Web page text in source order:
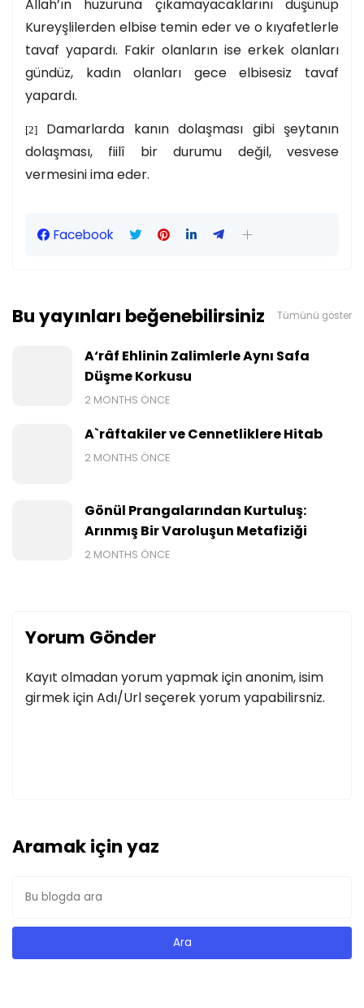
Allah’ın huzuruna çıkamayacaklarını düşünüp
Kureyşlilerden elbise temin eder ve o kıyafetlerle
tavaf yapardı. Fakir olanların ise erkek olanları
gündüz, kadın olanları gece elbisesiz tavaf
yapardı.
[2]
Damarlarda kanın dolaşması gibi şeytanın
dolaşması, fiilî bir durumu değil, vesvese
vermesini ima eder.
Facebook
Bu yayınları beğenebilirsiniz Tümünü göster
A‘râf Ehlinin Zalimlerle Aynı Safa
Düşme Korkusu
2 MONTHS ÖNCE
A`râftakiler ve Cennetliklere Hitab
2 MONTHS ÖNCE
Gönül Prangalarından Kurtuluş:
Arınmış Bir Varoluşun Metafiziği
2 MONTHS ÖNCE
Yorum Gönder
Kayıt olmadan yorum yapmak için anonim, isim
girmek için Adı/Url seçerek yorum yapabilirsniz.
Aramak için yaz